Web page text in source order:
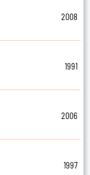
2008
1991
2006
1997